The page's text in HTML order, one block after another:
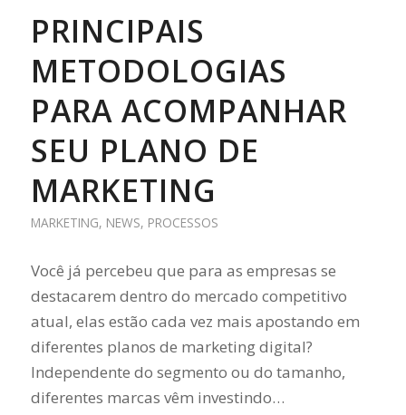
PRINCIPAIS
METODOLOGIAS
PARA ACOMPANHAR
SEU PLANO DE
MARKETING
MARKETING, NEWS, PROCESSOS
Você já percebeu que para as empresas se
destacarem dentro do mercado competitivo
atual, elas estão cada vez mais apostando em
diferentes planos de marketing digital?
Independente do segmento ou do tamanho,
diferentes marcas vêm investindo…